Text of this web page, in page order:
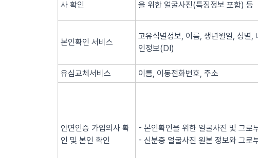
사 확인
을 위한 얼굴사진(특징정보 포함) 등
본인확인 서비스
고유식별정보, 이름, 생년월일, 성별,
인정보(DI)
유심교체서비스 이름, 이동전화번호, 주소
안면인증 가입의사 확
인 및 본인 확인
- 본인확인을 위한 얼굴사진 및 그로
- 신분증 얼굴사진 원본 정보와 그로